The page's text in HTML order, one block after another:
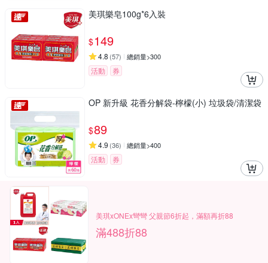
美琪樂皂100g*6入裝
$149
4.8 (57) 總銷量>300
活動 券
OP 新升級 花香分解袋-檸檬(小) 垃圾袋/清潔袋
$89
4.9 (36) 總銷量>400
活動 券
美琪xONEx彎彎 父親節6折起，滿額再折88
滿488折88